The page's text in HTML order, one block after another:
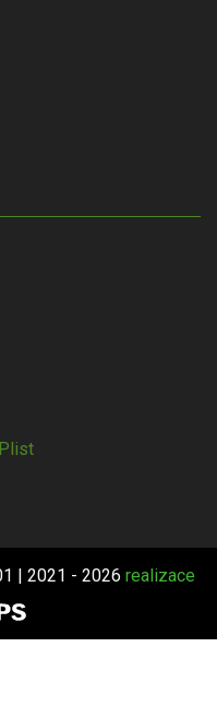
| 2021 - 2026 realizace